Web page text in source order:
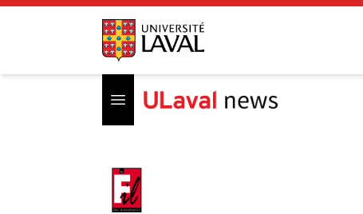
Open menu